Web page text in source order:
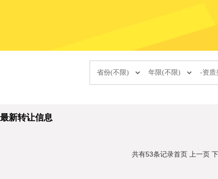
最新转让信息
共有53条记录首页 上一页